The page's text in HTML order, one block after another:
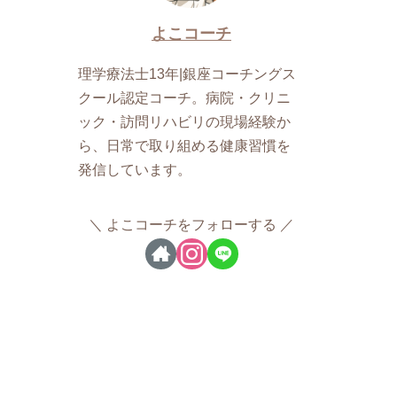
よこコーチ
理学療法士13年|銀座コーチングス
クール認定コーチ。病院・クリニ
ック・訪問リハビリの現場経験か
ら、日常で取り組める健康習慣を
発信しています。
よこコーチをフォローする